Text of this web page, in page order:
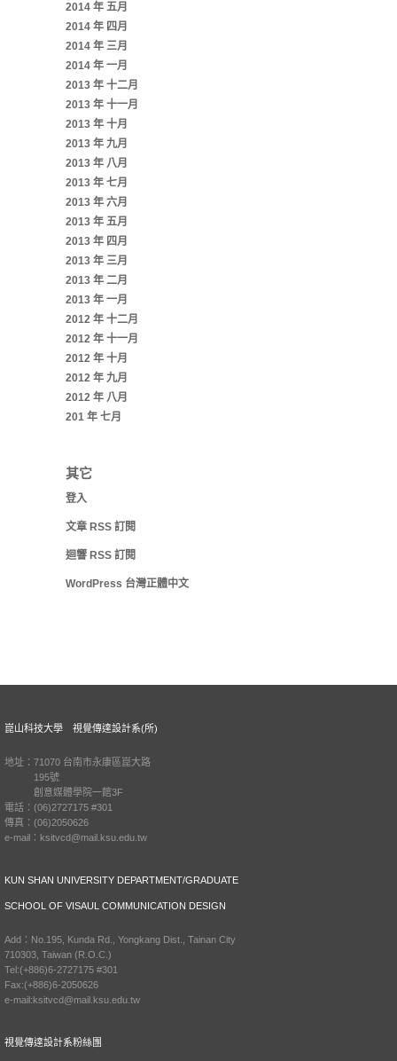
2014 年 五月
2014 年 四月
2014 年 三月
2014 年 一月
2013 年 十二月
2013 年 十一月
2013 年 十月
2013 年 九月
2013 年 八月
2013 年 七月
2013 年 六月
2013 年 五月
2013 年 四月
2013 年 三月
2013 年 二月
2013 年 一月
2012 年 十二月
2012 年 十一月
2012 年 十月
2012 年 九月
2012 年 八月
201 年 七月
其它
登入
文章 RSS 訂閱
迴響 RSS 訂閱
WordPress 台灣正體中文
崑山科技大學 視覺傳達設計系(所)
地址：71070 台南市永康區崑大路
195號
創意媒體學院一館3F
電話：(06)2727175 #301
傳真：(06)2050626
e-mail：ksitvcd@mail.ksu.edu.tw
KUN SHAN UNIVERSITY DEPARTMENT/GRADUATE
SCHOOL OF VISAUL COMMUNICATION DESIGN
Add：No.195, Kunda Rd., Yongkang Dist., Tainan City
710303, Taiwan (R.O.C.)
Tel:(+886)6-2727175 #301
Fax:(+886)6-2050626
e-mail:ksitvcd@mail.ksu.edu.tw
視覺傳達設計系粉絲團